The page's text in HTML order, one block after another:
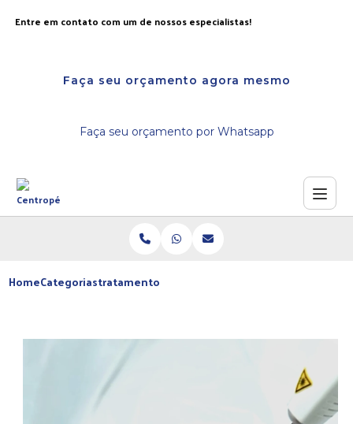
Entre em contato com um de nossos especialistas!
Faça seu orçamento agora mesmo
Faça seu orçamento por Whatsapp
HomeCategoriastratamento laser nas unhas